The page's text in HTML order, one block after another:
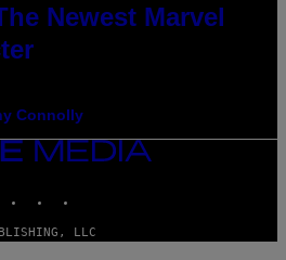
Newest Marvel
Connolly
LLC